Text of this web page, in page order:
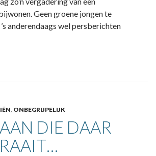
Geen groene jongen te
anderendaags wel persberichten
, ONBEGRIJPELIJK
DIE DAAR